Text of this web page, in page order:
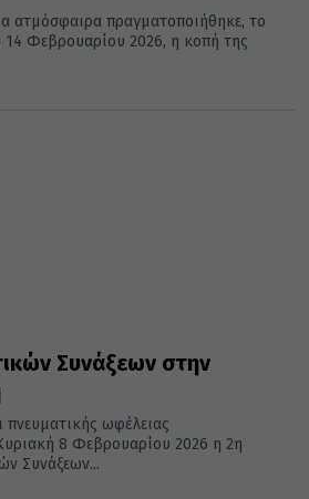
ατμόσφαιρα πραγματοποιήθηκε, το
Φεβρουαρίου 2026, η κοπή της
Συνάξεων στην
ωφέλειας
8 Φεβρουαρίου 2026 η 2η
Συνάξεων...